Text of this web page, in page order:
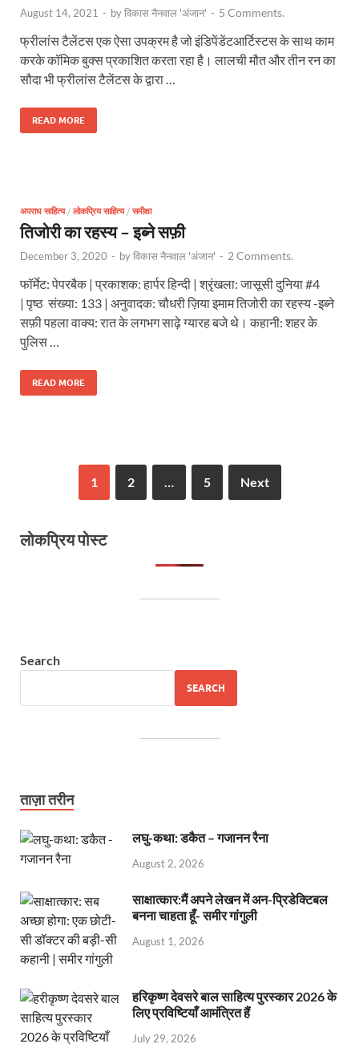
August 14, 2021 - byविकास नैनवाल 'अंजान' - 5 Comments.
फ्रीलांस टैलेंटस एक ऐसा उपक्रम है जो इंडिपेंडेंटआर्टिस्टस के साथ काम
करके कॉमिक बुक्स प्रकाशित करता रहा है। लालची मौत और तीन रन का
सौदा भी फ्रीलांस टैलेंटस के द्वारा …
READ MORE
अपराध साहित्य/ लोकप्रिय साहित्य/ समीक्षा
तिजोरी का रहस्य – इब्ने सफ़ी
December 3, 2020 - byविकास नैनवाल 'अंजान' - 2 Comments.
फॉर्मेट: पेपरबैक | प्रकाशक: हार्पर हिन्दी | श्रृंखला: जासूसी दुनिया #4
| पृष्ठ संख्या: 133 | अनुवादक: चौधरी ज़िया इमाम तिजोरी का रहस्य -इब्ने
सफ़ी पहला वाक्य: रात के लगभग साढ़े ग्यारह बजे थे। कहानी: शहर के
पुलिस …
READ MORE
1 2 … 5 Next
लोकप्रिय पोस्ट
Search
SEARCH
ताज़ा तरीन
लघु-कथा: डकैत – गजानन रैना
August 2, 2026
साक्षात्कार:मैं अपने लेखन में अन-प्रिडेक्टिबल
बनना चाहता हूँ- समीर गांगुली
August 1, 2026
हरिकृष्ण देवसरे बाल साहित्य पुरस्कार 2026 के
लिए प्रविष्टियाँ आमंत्रित हैं
July 29, 2026